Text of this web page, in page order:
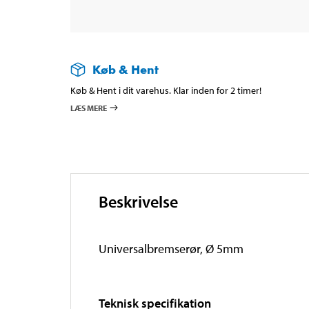
Køb & Hent
Køb & Hent i dit varehus. Klar inden for 2 timer!
LÆS MERE
Beskrivelse
Universalbremserør, Ø 5mm
Teknisk specifikation